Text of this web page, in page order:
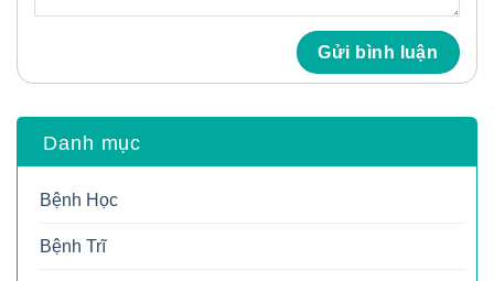
Danh mục
Bệnh Học
Bệnh Trĩ